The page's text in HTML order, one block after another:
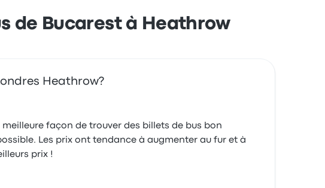
de Bucarest à Heathrow
Heathrow?
façon de trouver des billets de bus bon
Les prix ont tendance à augmenter au fur et à
prix !